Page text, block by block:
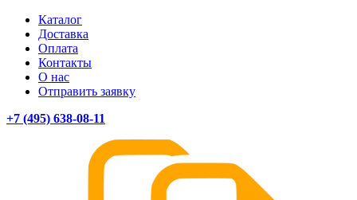
Каталог
Доставка
Оплата
Контакты
О нас
Отправить заявку
+7 (495) 638-08-11